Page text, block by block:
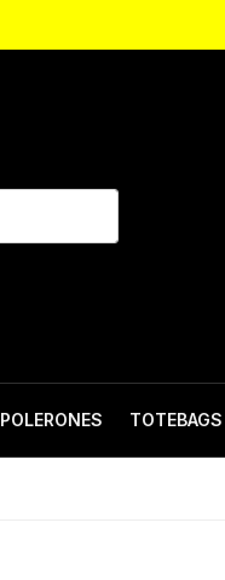
POLERONES TOTEBAGS